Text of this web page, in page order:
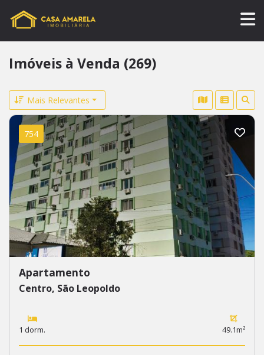
Imóveis à Venda (269)
Mais Relevantes
754
Apartamento
Centro, São Leopoldo
1 dorm. 49.1m²